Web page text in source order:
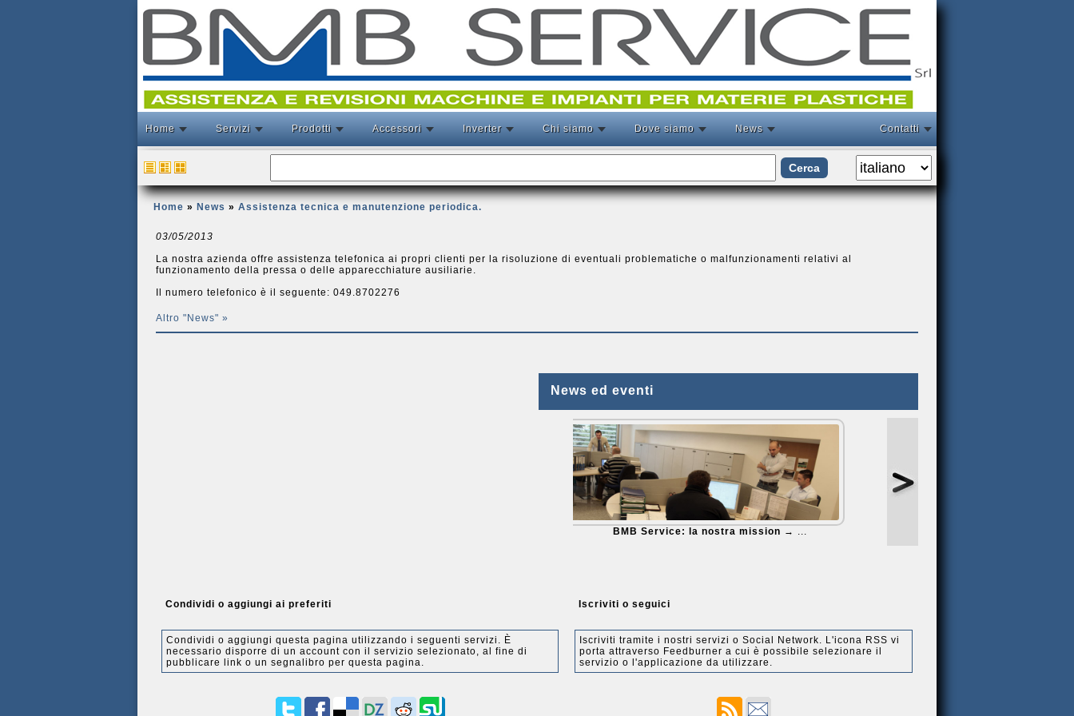
Home Servizi Prodotti Accessori Inverter Chi siamo Dove siamo News Contatti
Home » News » Assistenza tecnica e manutenzione periodica.
03/05/2013
La nostra azienda offre assistenza telefonica ai propri clienti per la risoluzione di eventuali problematiche o malfunzionamenti relativi al
funzionamento della pressa o delle apparecchiature ausiliarie.
Il numero telefonico è il seguente: 049.8702276
Altro "News" »
News ed eventi
BMB Service: la nostra mission → ...
Condividi o aggiungi ai preferiti Iscriviti o seguici
Condividi o aggiungi questa pagina utilizzando i seguenti servizi. È
necessario disporre di un account con il servizio selezionato, al fine di
pubblicare link o un segnalibro per questa pagina.
Iscriviti tramite i nostri servizi o Social Network. L'icona RSS vi
porta attraverso Feedburner a cui è possibile selezionare il
servizio o l'applicazione da utilizzare.